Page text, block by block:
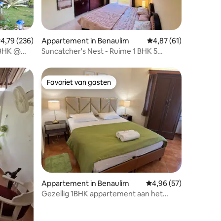
beoordeling van 4,79 op 5, 236 recensies
4,79 (236)
@
Appartement in Benaulim Gemiddelde
4,87 (61)
Suncatcher's Nest - Ruime 1 BHK 5
Favoriet van gasten
Favoriet van gasten
Appartement in Benaulim Gemiddelde
4,96 (57)
Gezellig 1BHK appartement aan het